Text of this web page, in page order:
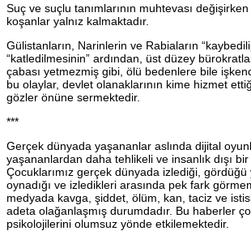
Suç ve suçlu tanımlarının muhtevası
koşanlar yalnız kalmaktadır.
Gülistanların, Narinlerin ve Rabiaların
“katledilmesinin” ardından, üst düzey
çabası yetmezmiş gibi, ölü bedenlere bile
bu olaylar, devlet olanaklarının kime hizmet
gözler önüne sermektedir.
***
Gerçek dünyada yaşananlar aslında dijital
yaşananlardan daha tehlikeli ve insanlık dışı bir
Çocuklarımız gerçek dünyada izlediği, gördüğü
oynadığı ve izledikleri arasında pek fark
medyada kavga, şiddet, ölüm, kan, taciz ve
adeta olağanlaşmış durumdadır. Bu haberler
psikolojilerini olumsuz yönde etkilemektedir.